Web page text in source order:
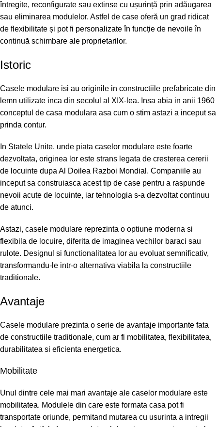
întregite, reconfigurate sau extinse cu ușurință prin adăugarea
sau eliminarea modulelor. Astfel de case oferă un grad ridicat
de flexibilitate și pot fi personalizate în funcție de nevoile în
continuă schimbare ale proprietarilor.
Istoric
Casele modulare isi au originile in constructiile prefabricate din
lemn utilizate inca din secolul al XIX-lea. Insa abia in anii 1960
conceptul de casa modulara asa cum o stim astazi a inceput sa
prinda contur.
In Statele Unite, unde piata caselor modulare este foarte
dezvoltata, originea lor este strans legata de cresterea cererii
de locuinte dupa Al Doilea Razboi Mondial. Companiile au
inceput sa construiasca acest tip de case pentru a raspunde
nevoii acute de locuinte, iar tehnologia s-a dezvoltat continuu
de atunci.
Astazi, casele modulare reprezinta o optiune moderna si
flexibila de locuire, diferita de imaginea vechilor baraci sau
rulote. Designul si functionalitatea lor au evoluat semnificativ,
transformandu-le intr-o alternativa viabila la constructiile
traditionale.
Avantaje
Casele modulare prezinta o serie de avantaje importante fata
de constructiile traditionale, cum ar fi mobilitatea, flexibilitatea,
durabilitatea si eficienta energetica.
Mobilitate
Unul dintre cele mai mari avantaje ale caselor modulare este
mobilitatea. Modulele din care este formata casa pot fi
transportate oriunde, permitand mutarea cu usurinta a intregii